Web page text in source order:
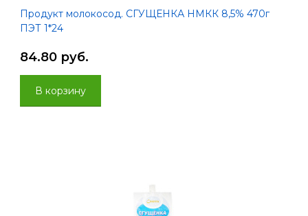
Продукт молокосод. СГУЩЕНКА НМКК 8,5% 470г
ПЭТ 1*24
84.80 руб.
В корзину